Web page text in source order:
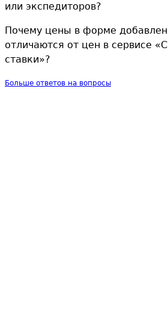
или экспедиторов?
Почему цены в форме
отличаются от цен в сервисе
ставки»?
Больше ответов на вопросы